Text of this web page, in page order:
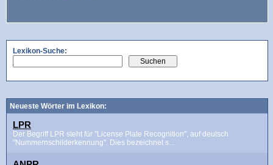
Lexikon-Suche:
Neueste Wörter im Lexikon:
LPR
Der Begriff LPR steht für "License Plate Recognition", auf deutsch
"Nummernschilderkennung". Dies bezeichnet s...